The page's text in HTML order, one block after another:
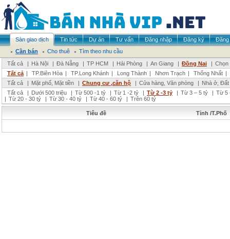
Sàn giao dịch Tin tức Dự án Tư vấn Đăng nhập Đăng ký
Đăng
Cần bán
Cho thuê
Tìm theo nhu cầu
Tất cả
| Hà Nội | Đà Nẵng | TP HCM | Hải Phòng | An Giang | Đồng Nai | Chọn
Tất cả | TP.Biên Hòa | TP.Long Khánh | Long Thành | Nhơn Trạch | Thống Nhất |
Tất cả
| Mặt phố, Mặt tiền | Chung cư ,căn hộ | Cửa hàng, Văn phòng | Nhà ở,
Tất cả
| Dưới 500 triệu | Từ 500 -1 tỷ | Từ 1 -2 tỷ | Từ 2 -3 tỷ | Từ 3 – 5 tỷ | Từ 5
| Từ 20 - 30 tỷ | Từ 30 - 40 tỷ | Từ 40 - 60 tỷ | Trên 60 tỷ
Tiêu đề Tỉnh /T.Phố